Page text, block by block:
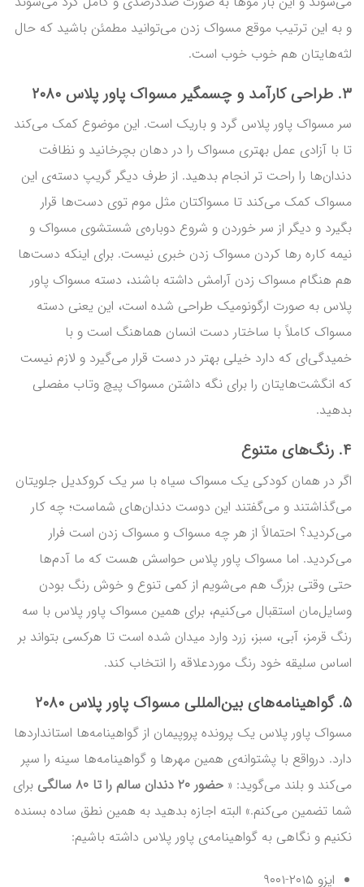
و به این ترتیب موقع مسواک زدن می‌توانید مطمئن باشید که حال
لثه‌هایتان هم خوب خوب است.
۳. طراحی کارآمد و چسمگیر مسواک پاور پلاس ۲۰۸۰
سر مسواک پاور پلاس گرد و باریک است. این موضوع کمک می‌کند
تا با آزادی عمل بهتری مسواک را در دهان بچرخانید و نظافت
دندان‌ها را راحت تر انجام بدهید. از طرف دیگر گریپ دسته‌ی این
مسواک کمک می‌کند تا مسواکتان مثل موم توی دست‌ها قرار
بگیرد و دیگر از سر خوردن و شروع دوباره‌ی شستشوی مسواک و
نیمه کاره رها کردن مسواک زدن خبری نیست. برای اینکه دست‌ها
هم هنگام مسواک زدن آرامش داشته باشند، دسته مسواک پاور
پلاس به صورت ارگونومیک طراحی شده است، این یعنی دسته
مسواک کاملاً با ساختار دست انسان هماهنگ است و با
خمیدگی‌ای که دارد خیلی بهتر در دست قرار می‌گیرد و لازم نیست
که انگشت‌هایتان را برای نگه داشتن مسواک پیچ وتاب مفصلی
بدهید.
۴. رنگ‌های متنوع
اگر در همان کودکی یک مسواک سیاه با سر یک کروکدیل جلویتان
می‌گذاشتند و می‌گفتند این دوست دندان‌های شماست؛ چه کار
می‌کردید؟ احتمالاً از هر چه مسواک و مسواک زدن است فرار
می‌کردید. اما مسواک پاور پلاس حواسش هست که ما آدم‌ها
حتی وقتی بزرگ هم می‌شویم از کمی تنوع و خوش رنگ بودن
وسایل‌مان استقبال می‌کنیم، برای همین مسواک پاور پلاس با سه
رنگ قرمز، آبی، سبز، زرد وارد میدان شده است تا هرکسی بتواند بر
اساس سلیقه خود رنگ موردعلاقه را انتخاب کند.
۵. گواهینامه‌های بین‌المللی مسواک پاور پلاس ۲۰۸۰
مسواک پاور پلاس یک پرونده پروپیمان از گواهینامه‌ها استانداردها
دارد. درواقع با پشتوانه‌ی همین مهرها و گواهینامه‌ها سینه را سپر
می‌کند و بلند می‌گوید: « حضور ۲۰ دندان سالم را تا ۸۰ سالگی
برای
شما تضمین می‌کنم.» البته اجازه بدهید به همین نطق ساده بسنده
نکنیم و نگاهی به گواهینامه‌ی پاور پلاس داشته باشیم:
ایزو ۲۰۱۵-۹۰۰۱